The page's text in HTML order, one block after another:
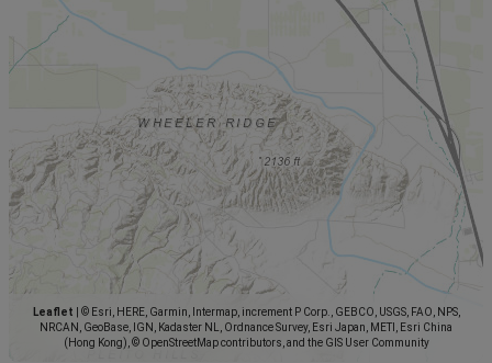
Leaflet
© Esri, HERE, Garmin, Intermap, increment P Corp., GEBCO, USGS, FAO, NPS,
NRCAN, GeoBase, IGN, Kadaster NL, Ordnance Survey, Esri Japan, METI, Esri China
(Hong Kong), © OpenStreetMap contributors, and the GIS User Community